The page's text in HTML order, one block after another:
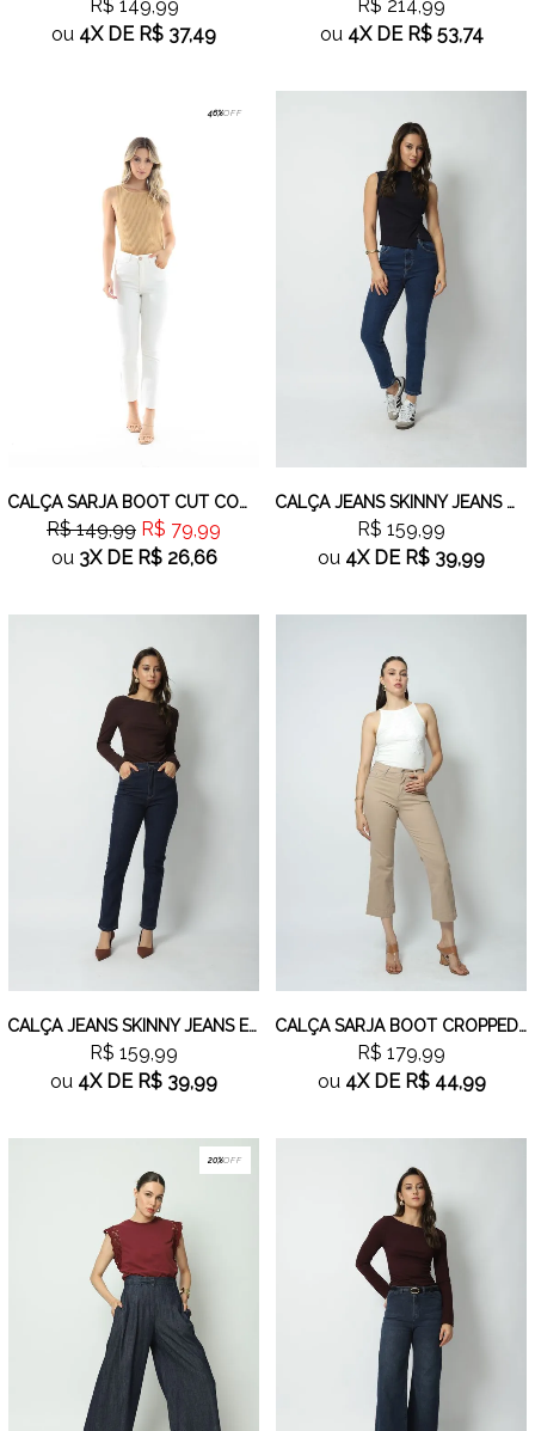
R$ 149,99
ou 4XDE R$ 37,49
R$ 214,99
ou 4XDE R$ 53,74
46%OFF
CALÇA SARJA BOOT CUT COM BARRA A FIO OFF WHITE
R$ 149,99 R$ 79,99
ou 3XDE R$ 26,66
CALÇA JEANS SKINNY JEANS MÉDIO
R$ 159,99
ou 4XDE R$ 39,99
CALÇA JEANS SKINNY JEANS ESCURO
R$ 159,99
ou 4XDE R$ 39,99
CALÇA SARJA BOOT CROPPED CAQUI
R$ 179,99
ou 4XDE R$ 44,99
20%OFF